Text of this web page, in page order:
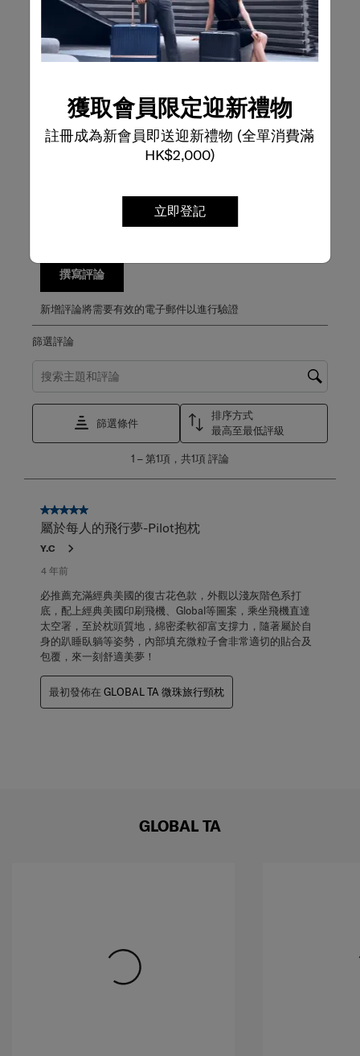
獲取會員限定迎新禮物
註冊成為新會員即送迎新禮物 (全單消費滿
HK$2,000)
立即登記
從下方選擇一行過濾評論。
5星
1
1 個評論帶有 5
4星星級
0
星級
0
0 個評論帶有 2
星級
0
0 個評論帶有 1
撰寫評論
新增評論將需要有效的電子郵件以進行驗證
篩選評論
搜尋主題和評論搜尋區域
篩選條件
排序方式
最高至最低評級
第
項，
1 –第1項，共1項評論
5星，共5星。
屬於每人的飛行夢-Pilot抱枕
Y.C
4 年前
必推薦充滿經典美國的復古花色款，外觀以淺灰階色系打
底，配上經典美國印刷飛機、Global等圖案，乘坐飛機直達
太空署，至於枕頭質地，綿密柔軟卻富支撐力，隨著屬於自
身的趴睡臥躺等姿勢，內部填充微粒子會非常適切的貼合及
包覆，來一刻舒適美夢！
最初發佈在 GLOBAL TA 微珠旅行頸枕
GLOBAL TA